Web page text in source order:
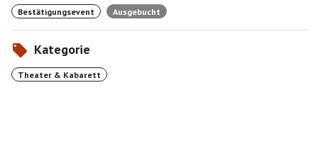
Bestätigungsevent Ausgebucht
Kategorie
Theater & Kabarett